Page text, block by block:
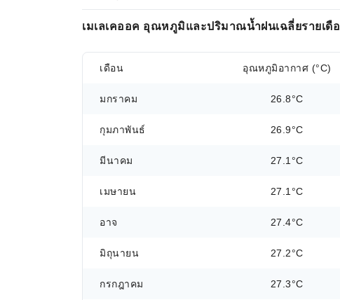
เมเลเคออค อุณหภูมิและปริมาณน้ำฝนเฉลี่ยรายเดื
เดือน อุณหภูมิอากาศ (°C)
มกราคม 26.8°C
กุมภาพันธ์ 26.9°C
มีนาคม 27.1°C
เมษายน 27.1°C
อาจ 27.4°C
มิถุนายน 27.2°C
กรกฎาคม 27.3°C